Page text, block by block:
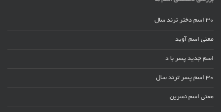
30 اسم دختر ترند سال
معنی اسم آوید
اسم جدید پسر با د
30 اسم پسر ترند سال
معنی اسم نسرین